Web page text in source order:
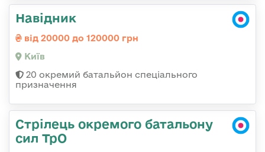
Навідник
від 20000 до 120000 грн
Київ
20 окремий батальйон спеціального
призначення
Стрілець окремого батальону
сил ТрО